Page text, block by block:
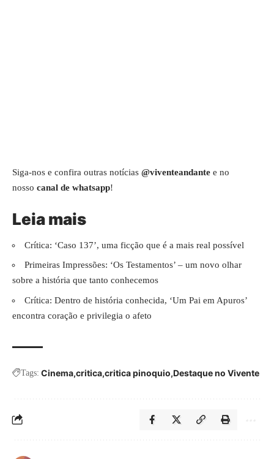
Siga-nos e confira outras notícias @viventeandante e no
nosso canal de whatsapp!
Leia mais
Crítica: ‘Caso 137’, uma ficção que é a mais real possível
Primeiras Impressões: ‘Os Testamentos’ – um novo olhar
sobre a história que tanto conhecemos
Crítica: Dentro de história conhecida, ‘Um Pai em Apuros’
encontra coração e privilegia o afeto
Tags: Cinema critica critica pinoquio Destaque no Vivente